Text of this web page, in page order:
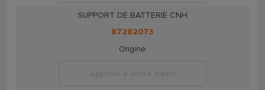
SUPPORT DE BATTERIE CNH
87282073
Origine